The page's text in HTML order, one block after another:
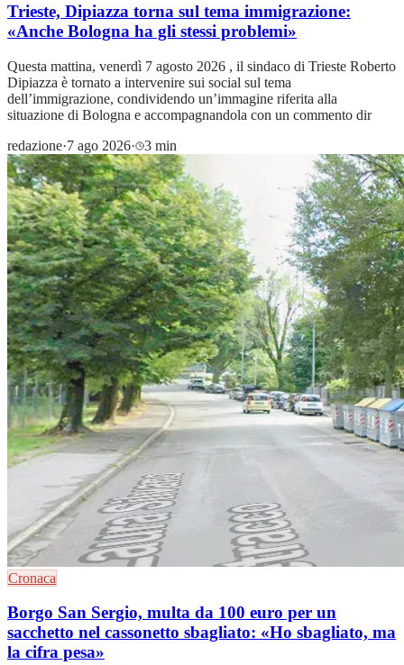
Trieste, Dipiazza torna sul tema immigrazione:
«Anche Bologna ha gli stessi problemi»
Questa mattina, venerdì 7 agosto 2026 , il sindaco di Trieste Roberto
Dipiazza è tornato a intervenire sui social sul tema
dell’immigrazione, condividendo un’immagine riferita alla
situazione di Bologna e accompagnandola con un commento dir
redazione·7 ago 2026· 3 min
Cronaca
Borgo San Sergio, multa da 100 euro per un
sacchetto nel cassonetto sbagliato: «Ho sbagliato, ma
la cifra pesa»